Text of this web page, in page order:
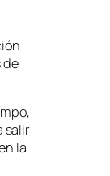
de
salir
la